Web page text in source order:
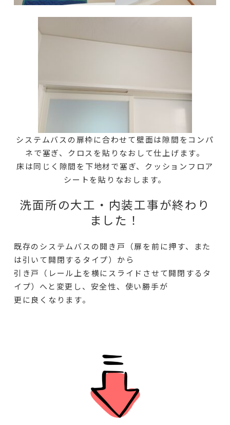
システムバスの扉枠に合わせて壁面は隙間をコンパ
ネで塞ぎ、クロスを貼りなおして仕上げます。
床は同じく隙間を下地材で塞ぎ、クッションフロア
シートを貼りなおします。
洗面所の大工・内装工事が終わり
ました！
既存のシステムバスの開き戸（扉を前に押す、また
は引いて開閉するタイプ）から
引き戸（レール上を横にスライドさせて開閉するタ
イプ）へと変更し、安全性、使い勝手が
更に良くなります。